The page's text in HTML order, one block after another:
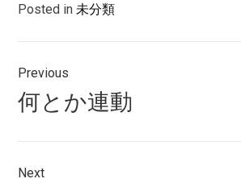
Posted in 未分類
投
稿
ナ
ビ
Previous
Previous
post:
何とか連動
Next